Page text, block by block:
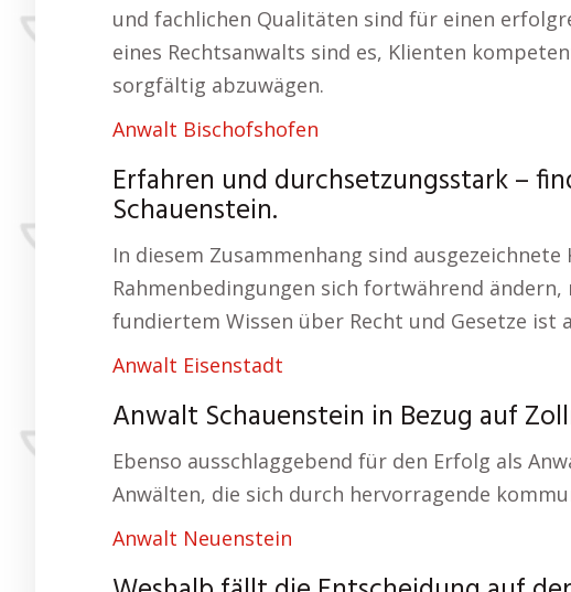
und fachlichen Qualitäten sind für einen
eines Rechtsanwalts sind es, Klienten
sorgfältig abzuwägen.
Anwalt Bischofshofen
Erfahren und durchsetzungsstark –
Schauenstein.
In diesem Zusammenhang sind
Rahmenbedingungen sich fortwährend
fundiertem Wissen über Recht und Gesetze
Anwalt Eisenstadt
Anwalt Schauenstein in Bezug auf
Ebenso ausschlaggebend für den Erfolg als
Anwälten, die sich durch hervorragende
Anwalt Neuenstein